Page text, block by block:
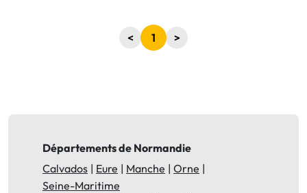
< 1 >
Départements de Normandie
Calvados
Eure Manche
Orne
Seine-Maritime